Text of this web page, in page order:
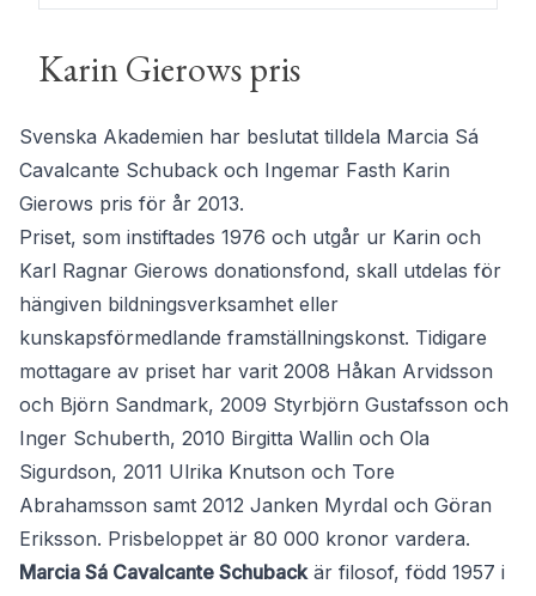
Karin Gierows pris
Svenska Akademien har beslutat tilldela Marcia Sá
Cavalcante Schuback och Ingemar Fasth Karin
Gierows pris för år 2013.
Priset, som instiftades 1976 och utgår ur Karin och
Karl Ragnar Gierows donationsfond, skall utdelas för
hängiven bildningsverksamhet eller
kunskapsförmedlande framställningskonst. Tidigare
mottagare av priset har varit 2008 Håkan Arvidsson
och Björn Sandmark, 2009 Styrbjörn Gustafsson och
Inger Schuberth, 2010 Birgitta Wallin och Ola
Sigurdson, 2011 Ulrika Knutson och Tore
Abrahamsson samt 2012 Janken Myrdal och Göran
Eriksson. Prisbeloppet är 80 000 kronor vardera.
Marcia Sá Cavalcante Schubackär filosof, född 1957 i